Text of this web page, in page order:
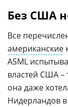
Без США
Все
американские
ASML
властей США –
она даже
Нидерландов